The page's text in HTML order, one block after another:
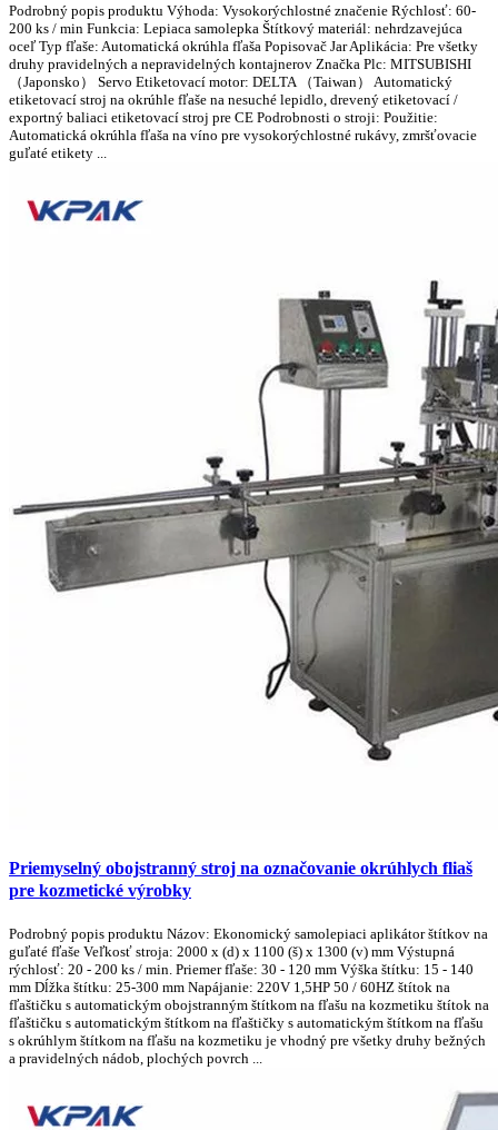
Podrobný popis produktu Výhoda: Vysokorýchlostné značenie Rýchlosť: 60-
200 ks / min Funkcia: Lepiaca samolepka Štítkový materiál: nehrdzavejúca
oceľ Typ fľaše: Automatická okrúhla fľaša Popisovač Jar Aplikácia: Pre všetky
druhy pravidelných a nepravidelných kontajnerov Značka Plc: MITSUBISHI
（Japonsko） Servo Etiketovací motor: DELTA （Taiwan） Automatický
etiketovací stroj na okrúhle fľaše na nesuché lepidlo, drevený etiketovací /
exportný baliaci etiketovací stroj pre CE Podrobnosti o stroji: Použitie:
Automatická okrúhla fľaša na víno pre vysokorýchlostné rukávy, zmršťovacie
guľaté etikety ...
Priemyselný obojstranný stroj na označovanie okrúhlych fliaš
pre kozmetické výrobky
Podrobný popis produktu Názov: Ekonomický samolepiaci aplikátor štítkov na
guľaté fľaše Veľkosť stroja: 2000 x (d) x 1100 (š) x 1300 (v) mm Výstupná
rýchlosť: 20 - 200 ks / min. Priemer fľaše: 30 - 120 mm Výška štítku: 15 - 140
mm Dĺžka štítku: 25-300 mm Napájanie: 220V 1,5HP 50 / 60HZ štítok na
fľaštičku s automatickým obojstranným štítkom na fľašu na kozmetiku štítok na
fľaštičku s automatickým štítkom na fľaštičky s automatickým štítkom na fľašu
s okrúhlym štítkom na fľašu na kozmetiku je vhodný pre všetky druhy bežných
a pravidelných nádob, plochých povrch ...